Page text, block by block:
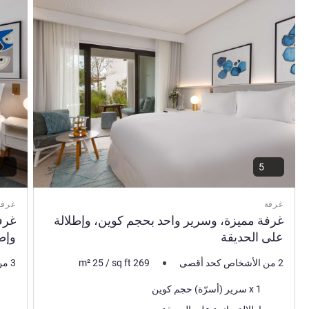
غرفة
غرفة مميزة، وسرير واحد بحجم كوين، وإطلالة
على الحديقة
2 من الأشخاص كحد أقصى m²25/sq ft 269
فرش السرير
1 x سرير (أسرّة) حجم كوين
3 من الأشخاص كحد أقصى